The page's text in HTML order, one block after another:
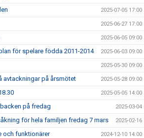
2025-07-05 17:00
2025-06-27 17:00
2025-06-05 09:00
för spelare födda 2011-2014 2025-06-03 09:00
2025-05-30 09:00
avtackningar på årsmötet 2025-05-28 09:00
2025-05-05 14:00
på fredag 2025-03-04
för hela familjen fredag 7 mars 2025-02-16
och funktionärer 2024-12-10 14:00